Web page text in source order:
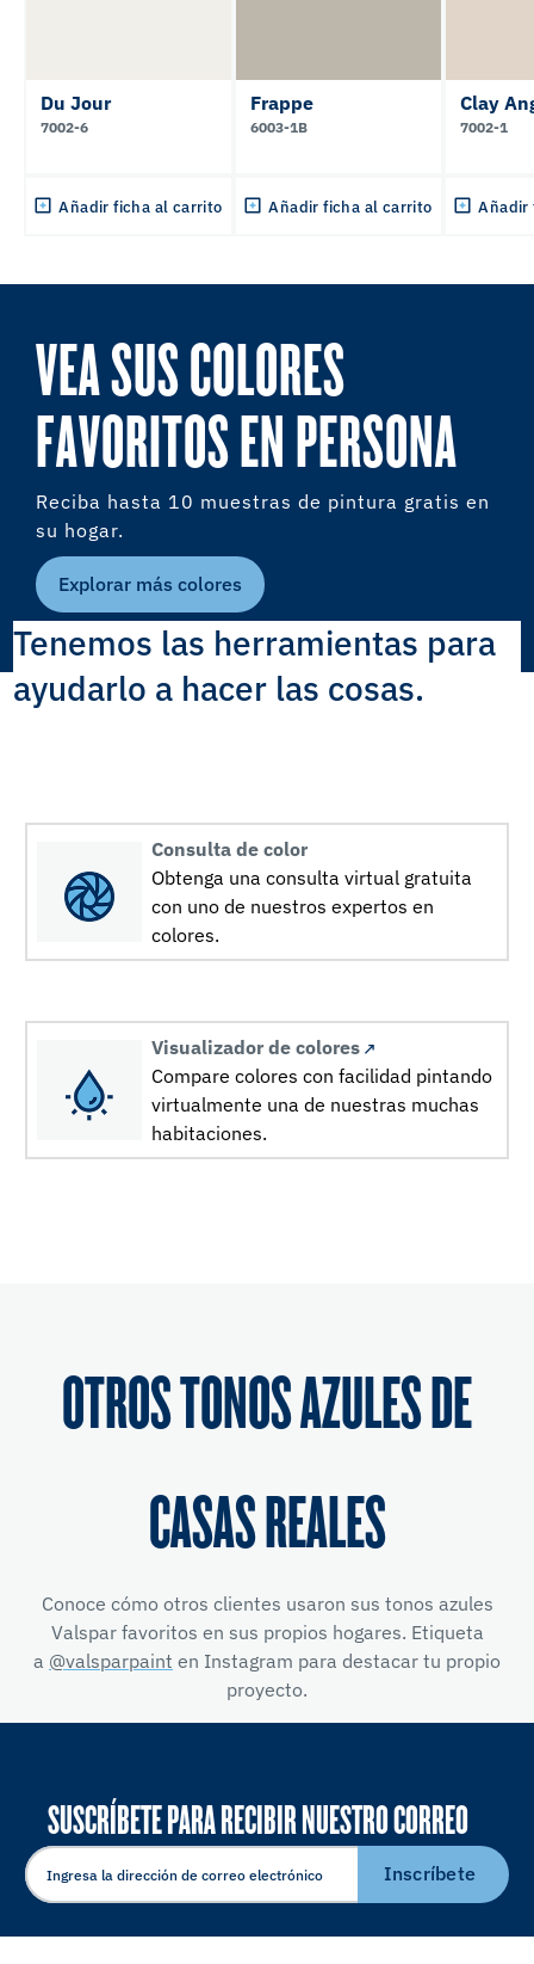
Du Jour
7002-6
Añadir ficha al carrito
Frappe
6003-1B
Añadir ficha al carrito
Clay
7002-1
Añadir
VEA SUS COLORES
FAVORITOS EN PERSONA
Reciba hasta 10 muestras de pintura gratis en
su hogar.
Explorar más colores
Tenemos las herramientas para
ayudarlo a hacer las cosas.
Consulta de color
Obtenga una consulta virtual gratuita
con uno de nuestros expertos en
colores.
Visualizador de colores
Compare colores con facilidad pintando
virtualmente una de nuestras muchas
habitaciones.
OTROS TONOS AZULES DE
CASAS REALES
Conoce cómo otros clientes usaron sus tonos azules
Valspar favoritos en sus propios hogares. Etiqueta
a @valsparpaint en Instagram para destacar tu propio
proyecto.
SUSCRÍBETE PARA RECIBIR NUESTRO CORREO
ELECTRÓNICO
Inscríbete